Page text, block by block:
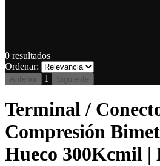
0 resultados
Ordenar:
Anterior 1 Siguiente
Terminal /
Compresión
Hueco 300Kcmil |